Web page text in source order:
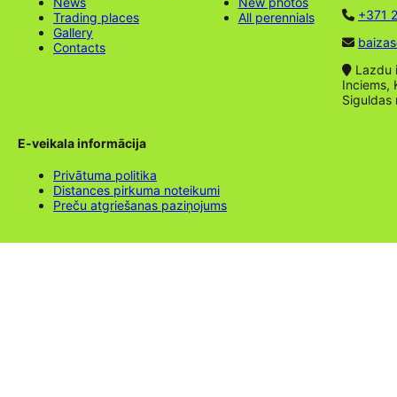
Trading places
Gallery
Contacts
All perennials
+371
Lazdu
Inciems,
Siguldas
E-veikala informācija
Privātuma politika
Distances pirkuma noteikumi
Preču atgriešanas paziņojums